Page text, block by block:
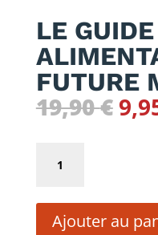
LE GUIDE
FUTURE
19,90€ Le
LE
GUIDE
Ajouter au